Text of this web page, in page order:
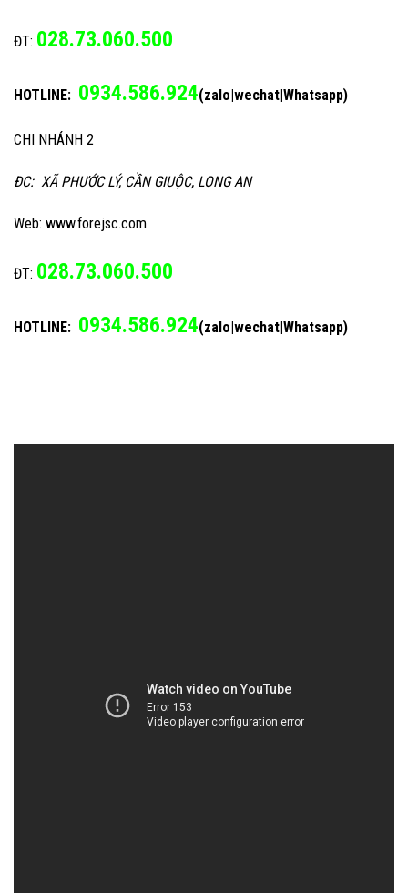
ĐT: 028.73.060.500
HOTLINE: 0934.586.924(zalo|wechat|Whatsapp)
CHI NHÁNH 2
ĐC: XÃ PHƯỚC LÝ, CẦN GIUỘC, LONG AN
Web: www.forejsc.com
ĐT: 028.73.060.500
HOTLINE: 0934.586.924(zalo|wechat|Whatsapp)